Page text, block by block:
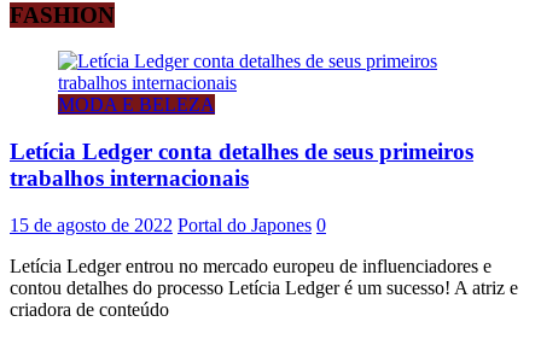
FASHION
MODA E BELEZA
Letícia Ledger conta detalhes de seus primeiros
trabalhos internacionais
15 de agosto de 2022 Portal do Japones 0
Letícia Ledger entrou no mercado europeu de influenciadores e
contou detalhes do processo Letícia Ledger é um sucesso! A atriz e
criadora de conteúdo